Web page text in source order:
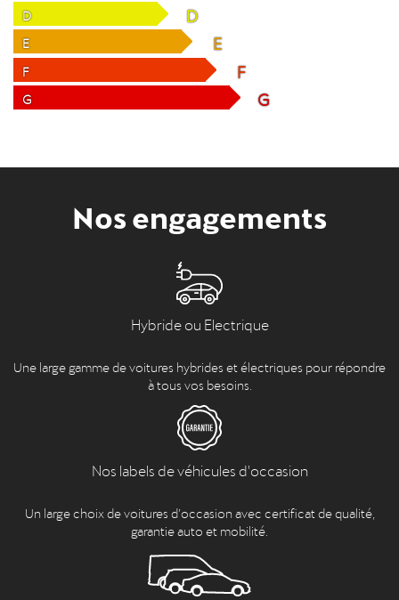
D D
E E
F F
G G
Nos engagements
Hybride ou Electrique
Une large gamme de voitures hybrides et électriques pour répondre
à tous vos besoins.
Nos labels de véhicules d'occasion
Un large choix de voitures d’occasion avec certificat de qualité,
garantie auto et mobilité.